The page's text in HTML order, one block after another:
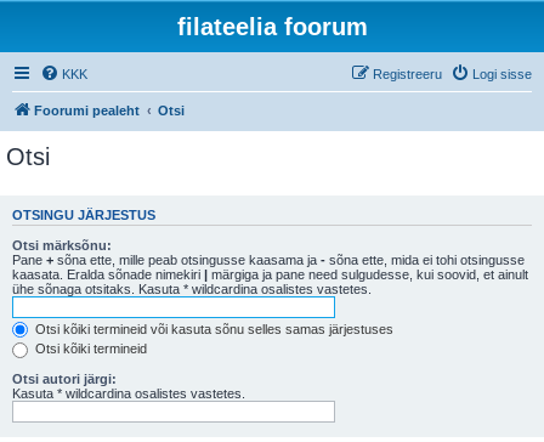
filateelia foorum
KKK Logi sisse
Registreeru
Foorumi pealeht Otsi
Otsi
OTSINGU JÄRJESTUS
Otsi märksõnu:
Pane + sõna ette, mille peab otsingusse kaasama ja - sõna ette, mida ei tohi otsingusse
kaasata. Eralda sõnade nimekiri | märgiga ja pane need sulgudesse, kui soovid, et ainult
ühe sõnaga otsitaks. Kasuta * wildcardina osalistes vastetes.
Otsi kõiki termineid või kasuta sõnu selles samas järjestuses
Otsi kõiki termineid
Otsi autori järgi:
Kasuta * wildcardina osalistes vastetes.